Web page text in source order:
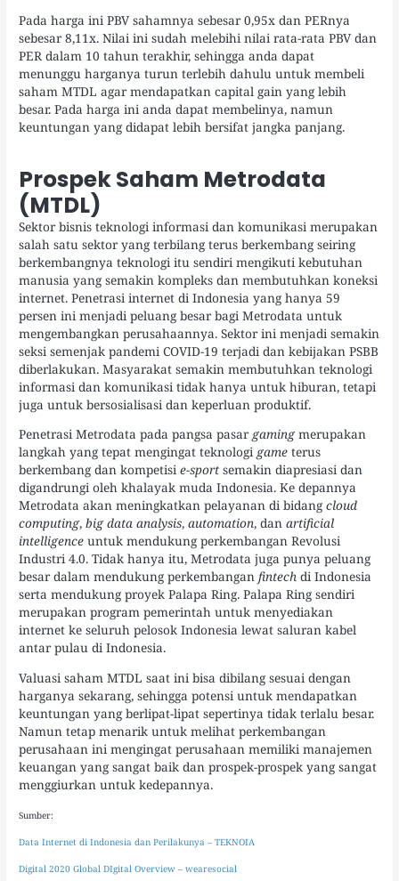
Pada harga ini PBV sahamnya sebesar 0,95x dan PERnya
sebesar 8,11x. Nilai ini sudah melebihi nilai rata-rata PBV dan
PER dalam 10 tahun terakhir, sehingga anda dapat
menunggu harganya turun terlebih dahulu untuk membeli
saham MTDL agar mendapatkan capital gain yang lebih
besar. Pada harga ini anda dapat membelinya, namun
keuntungan yang didapat lebih bersifat jangka panjang.
Prospek Saham Metrodata
(MTDL)
Sektor bisnis teknologi informasi dan komunikasi merupakan
salah satu sektor yang terbilang terus berkembang seiring
berkembangnya teknologi itu sendiri mengikuti kebutuhan
manusia yang semakin kompleks dan membutuhkan koneksi
internet. Penetrasi internet di Indonesia yang hanya 59
persen ini menjadi peluang besar bagi Metrodata untuk
mengembangkan perusahaannya. Sektor ini menjadi semakin
seksi semenjak pandemi COVID-19 terjadi dan kebijakan PSBB
diberlakukan. Masyarakat semakin membutuhkan teknologi
informasi dan komunikasi tidak hanya untuk hiburan, tetapi
juga untuk bersosialisasi dan keperluan produktif.
Penetrasi Metrodata pada pangsa pasar gaming merupakan
langkah yang tepat mengingat teknologi gameterus
berkembang dan kompetisie-sport semakin diapresiasi dan
digandrungi oleh khalayak muda Indonesia. Ke depannya
Metrodata akan meningkatkan pelayanan di bidangcloud
computing,big data analysis,automation, danartificial
intelligence untuk mendukung perkembangan Revolusi
Industri 4.0. Tidak hanya itu, Metrodata juga punya peluang
besar dalam mendukung perkembanganfintech di Indonesia
serta mendukung proyek Palapa Ring. Palapa Ring sendiri
merupakan program pemerintah untuk menyediakan
internet ke seluruh pelosok Indonesia lewat saluran kabel
antar pulau di Indonesia.
Valuasi saham MTDL saat ini bisa dibilang sesuai dengan
harganya sekarang, sehingga potensi untuk mendapatkan
keuntungan yang berlipat-lipat sepertinya tidak terlalu besar.
Namun tetap menarik untuk melihat perkembangan
perusahaan ini mengingat perusahaan memiliki manajemen
keuangan yang sangat baik dan prospek-prospek yang sangat
menggiurkan untuk kedepannya.
Sumber:
Data Internet di Indonesia dan Perilakunya – TEKNOIA
Digital 2020 Global DIgital Overview – wearesocial